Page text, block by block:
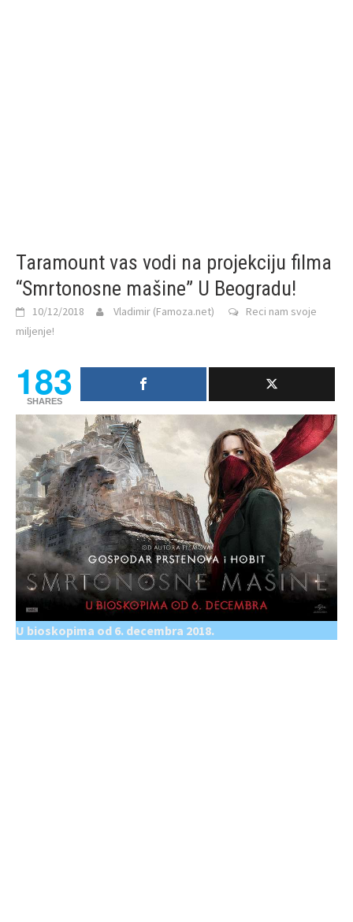
Taramount vas vodi na projekciju filma
“Smrtonosne mašine” U Beogradu!
10/12/2018 Vladimir (Famoza.net)
Reci nam svoje
miljenje!
183
SHARES
U bioskopima od 6. decembra 2018.